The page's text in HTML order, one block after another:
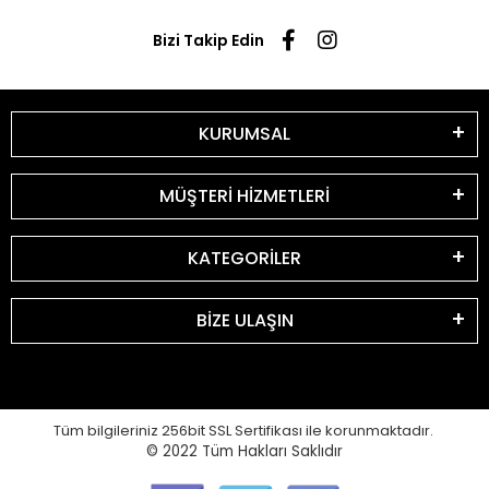
Bizi Takip Edin
KURUMSAL
MÜŞTERİ HİZMETLERİ
KATEGORİLER
BİZE ULAŞIN
Tüm bilgileriniz 256bit SSL Sertifikası ile korunmaktadır.
© 2022 Tüm Hakları Saklıdır